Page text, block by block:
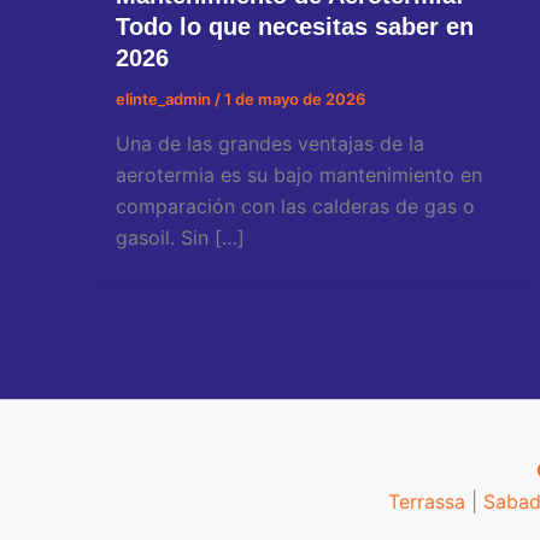
Todo lo que necesitas saber en
2026
elinte_admin /1 de mayo de 2026
Una de las grandes ventajas de la
aerotermia es su bajo mantenimiento en
comparación con las calderas de gas o
gasoil. Sin […]
Terrassa